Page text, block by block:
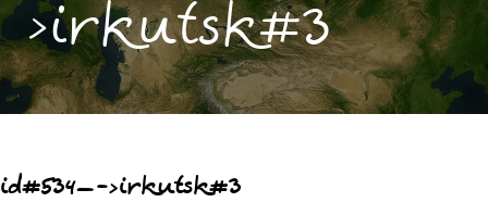
>irkutsk#3
id#534—->irkutsk#3